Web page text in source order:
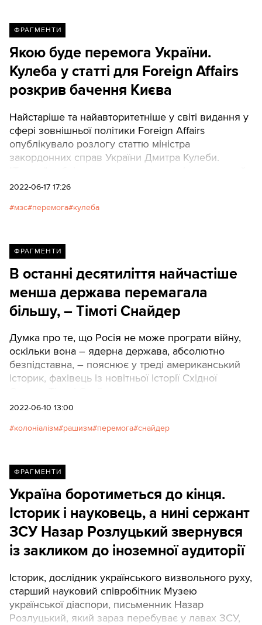
ФРАГМЕНТИ
Якою буде перемога України.
Кулеба у статті для Foreign Affairs
розкрив бачення Києва
Найстаріше та найавторитетніше у світі видання у
сфері зовнішньої політики Foreign Affairs
опублікувало розлогу статтю міністра
закордонних справ України Дмитра Кулеби.
радником міністра Георгієм Тихим.
2022-06-17 17:26
мзс перемога кулеба
ФРАГМЕНТИ
В останні десятиліття найчастіше
менша держава перемагала
більшу, – Тімоті Снайдер
Думка про те, що Росія не може програти війну,
оскільки вона – ядерна держава, абсолютно
безпідставна, – пояснює у треді американський
історик, фахівець із новітньої історії Східної
2022-06-10 13:00
колоніалізм рашизм перемога снайдер
ФРАГМЕНТИ
Україна боротиметься до кінця.
Історик і науковець, а нині сержант
ЗСУ Назар Розлуцький звернувся
із закликом до іноземної аудиторії
Історик, дослідник українського визвольного руху,
старший науковий співробітник Музею
української діаспори, письменник Назар
Розлуцький, який зараз перебуває у лавах ЗСУ,